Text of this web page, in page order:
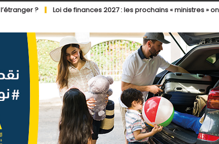
Loi de finances 2027 : les prochains « ministres » ont déjà reçu la